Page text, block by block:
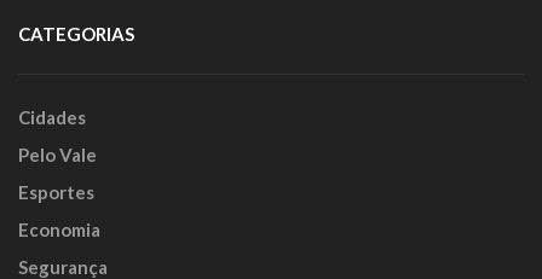
CATEGORIAS
Cidades
Pelo Vale
Esportes
Economia
Segurança